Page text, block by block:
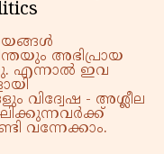
അഭിപ്രായ
എന്നാൽ ഇവ
വിദ്വേഷ - അശ്ലീല
വന്നേക്കാം.